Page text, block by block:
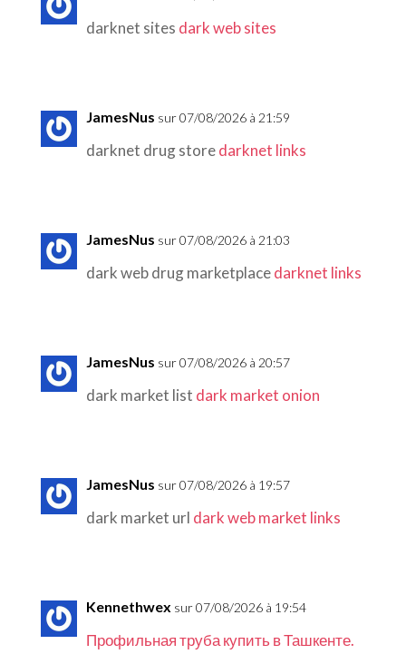
darknet sites dark web sites
JamesNus sur 07/08/2026 à 21:59
darknet drug storedarknet links
JamesNus sur 07/08/2026 à 21:03
dark web drug marketplacedarknet links
JamesNus sur 07/08/2026 à 20:57
dark market list dark market onion
JamesNus sur 07/08/2026 à 19:57
dark market url dark web market links
Kennethwex sur 07/08/2026 à 19:54
Профильная труба купить в Ташкенте.